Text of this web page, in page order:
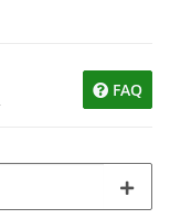
FAQ